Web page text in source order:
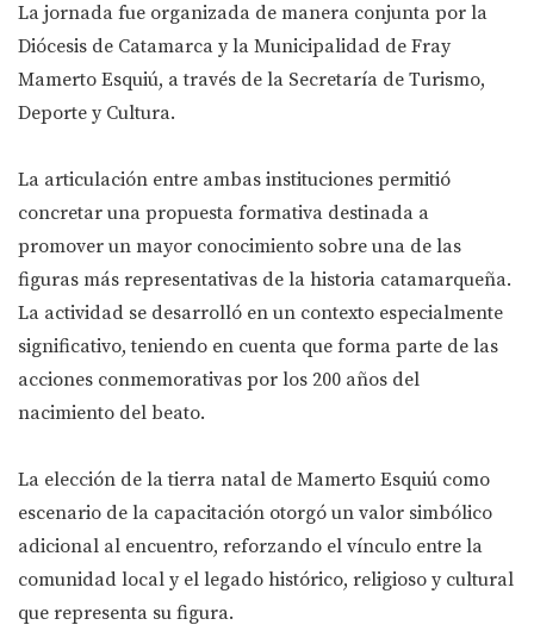
La jornada fue organizada de manera conjunta por la
Diócesis de Catamarca y la Municipalidad de Fray
Mamerto Esquiú, a través de la Secretaría de Turismo,
Deporte y Cultura.
La articulación entre ambas instituciones permitió
concretar una propuesta formativa destinada a
promover un mayor conocimiento sobre una de las
figuras más representativas de la historia catamarqueña.
La actividad se desarrolló en un contexto especialmente
significativo, teniendo en cuenta que forma parte de las
acciones conmemorativas por los 200 años del
nacimiento del beato.
La elección de la tierra natal de Mamerto Esquiú como
escenario de la capacitación otorgó un valor simbólico
adicional al encuentro, reforzando el vínculo entre la
comunidad local y el legado histórico, religioso y cultural
que representa su figura.